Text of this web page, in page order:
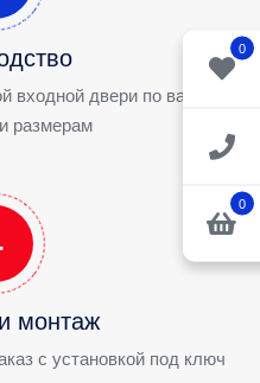
0
0
входной двери по вашим
размерам
монтаж
с установкой под ключ